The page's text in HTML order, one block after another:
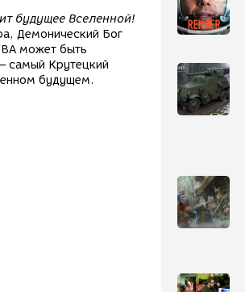
будущее Вселенной!
Демонический Бог
может быть
самый Крутецкий
будущем.